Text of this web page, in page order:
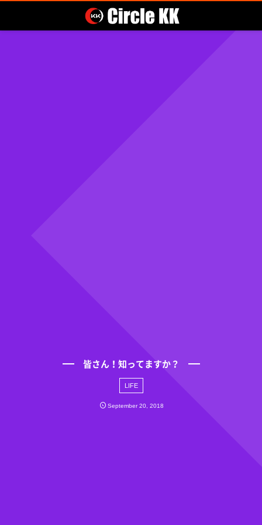
皆さん！知ってますか？
LIFE
September 20 ,2018